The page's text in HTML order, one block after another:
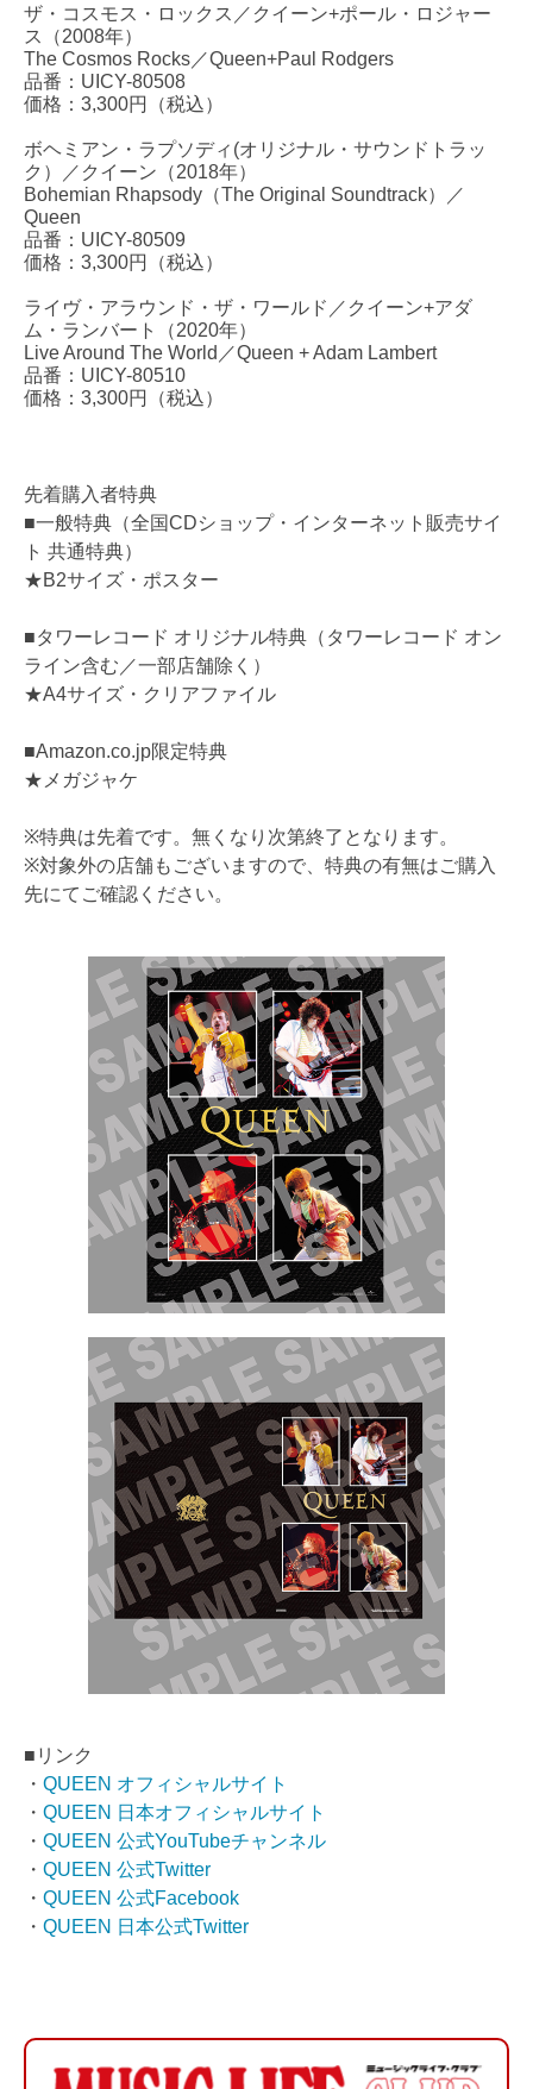
ザ・コスモス・ロックス／クイーン+ポール・ロジャー
ス（2008年）
The Cosmos Rocks／Queen+Paul Rodgers
品番：UICY-80508
価格：3,300円（税込）
ボヘミアン・ラプソディ(オリジナル・サウンドトラッ
ク）／クイーン（2018年）
Bohemian Rhapsody（The Original Soundtrack）／
Queen
品番：UICY-80509
価格：3,300円（税込）
ライヴ・アラウンド・ザ・ワールド／クイーン+アダ
ム・ランバート（2020年）
Live Around The World／Queen + Adam Lambert
品番：UICY-80510
価格：3,300円（税込）
先着購入者特典
■一般特典（全国CDショップ・インターネット販売サイ
ト 共通特典）
★B2サイズ・ポスター
■タワーレコード オリジナル特典（タワーレコード オン
ライン含む／一部店舗除く）
★A4サイズ・クリアファイル
■Amazon.co.jp限定特典
★メガジャケ
※特典は先着です。無くなり次第終了となります。
※対象外の店舗もございますので、特典の有無はご購入
先にてご確認ください。
■リンク
・ QUEEN オフィシャルサイト
・ QUEEN 日本オフィシャルサイト
・ QUEEN 公式YouTubeチャンネル
・ QUEEN 公式Twitter
・ QUEEN 公式Facebook
・ QUEEN 日本公式Twitter